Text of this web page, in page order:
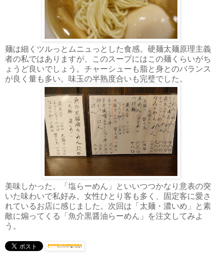
麺は細くツルっとムニュっとした食感。硬麺太麺原理主義
者の私ではありますが、このスープにはこの麺くらいがち
ょうど良いでしょう。チャーシューも脂と身とのバランス
が良く量も多い。味玉の半熟度合いも完璧でした。
美味しかった。「塩らーめん」といいつつかなり意表の突
いた味わいで私好み。女性ひとり客も多く、固定客に愛さ
れているお店に感じました。次回は「太麺・濃いめ」と素
敵に煽ってくる「魚介黒醤油らーめん」を注文してみよ
う。